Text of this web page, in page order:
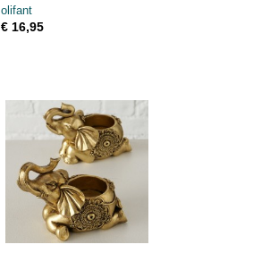
olifant
€ 16,95